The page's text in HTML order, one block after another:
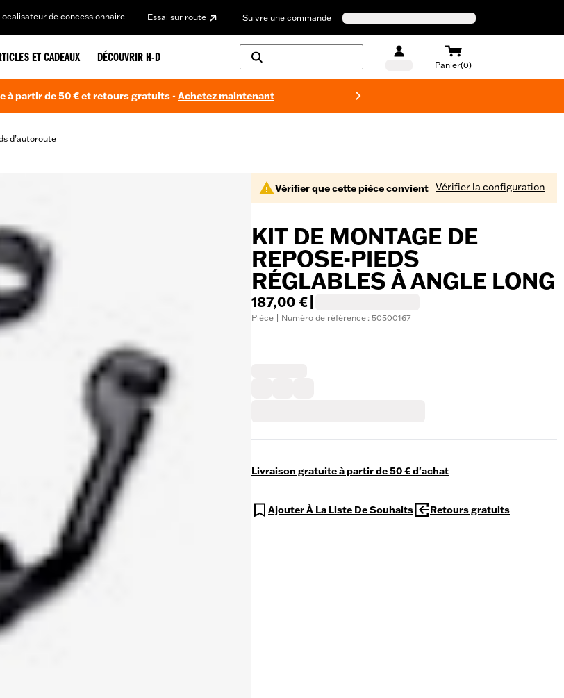
de concessionnaire Essai sur route Suivre une commande
ET CADEAUX DÉCOUVRIR H-D
Panier(0)
à partir de 50 € et retours gratuits -Achetez maintenant
d’autoroute
Vérifier que cette pièce convient Vérifier la configuration
KIT DE MONTAGE DE
REPOSE-PIEDS
RÉGLABLES À ANGLE LONG
187,00 €
Pièce | Numéro de référence : 50500167
Livraison gratuite à partir de 50 € d'achat
Ajouter À La Liste De Souhaits Retours gratuits